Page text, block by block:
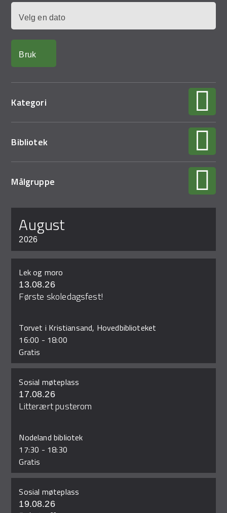
Kategori
Bibliotek
Målgruppe
august
2026
Lek og moro
13.08.26
Første skoledagsfest!
Torvet i Kristiansand, Hovedbiblioteket
16:00 - 18:00
Gratis
Sosial møteplass
17.08.26
Litterært pusterom
Nodeland bibliotek
17:30 - 18:30
Gratis
Sosial møteplass
19.08.26